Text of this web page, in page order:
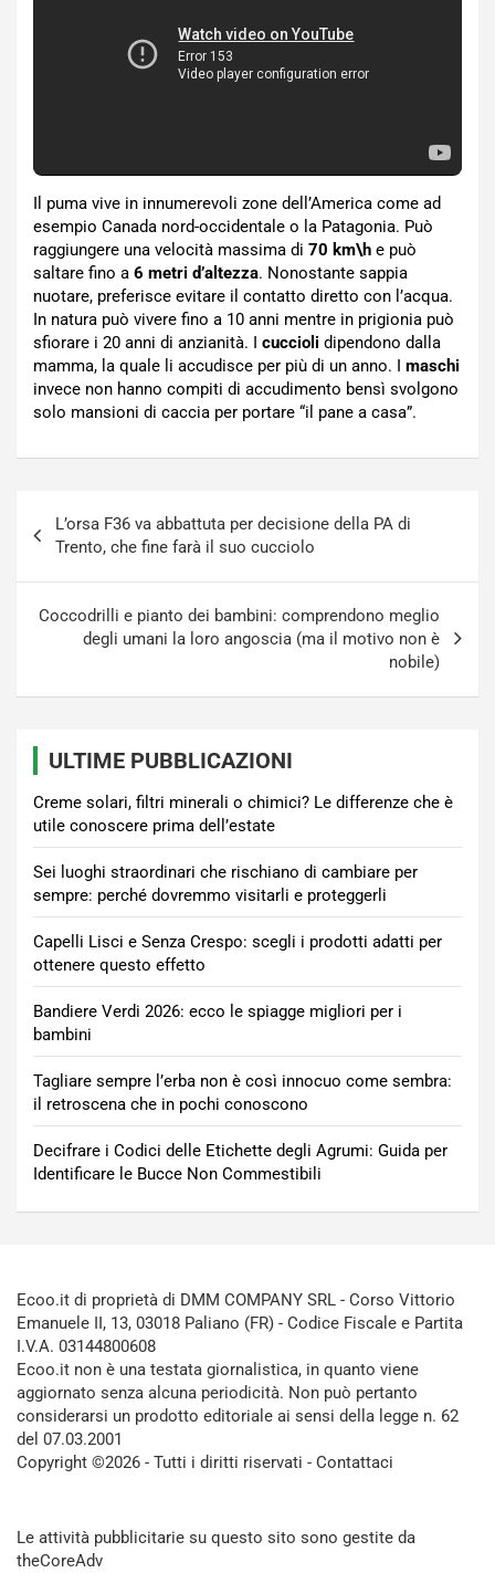
Il puma vive in innumerevoli zone dell’America come ad
esempio Canada nord-occidentale o la Patagonia. Può
raggiungere una velocità massima di 70 km\h e può
saltare fino a 6 metri d’altezza. Nonostante sappia
nuotare, preferisce evitare il contatto diretto con l’acqua.
In natura può vivere fino a 10 anni mentre in prigionia può
sfiorare i 20 anni di anzianità. I cuccioli dipendono dalla
mamma, la quale li accudisce per più di un anno. I maschi
invece non hanno compiti di accudimento bensì svolgono
solo mansioni di caccia per portare “il pane a casa”.
articoli
L’orsa F36 va abbattuta per decisione della PA di
Trento, che fine farà il suo cucciolo
Coccodrilli e pianto dei bambini: comprendono meglio
degli umani la loro angoscia (ma il motivo non è
nobile)
ULTIME PUBBLICAZIONI
Creme solari, filtri minerali o chimici? Le differenze che è
utile conoscere prima dell’estate
Sei luoghi straordinari che rischiano di cambiare per
sempre: perché dovremmo visitarli e proteggerli
Capelli Lisci e Senza Crespo: scegli i prodotti adatti per
ottenere questo effetto
Bandiere Verdi 2026: ecco le spiagge migliori per i
bambini
Tagliare sempre l’erba non è così innocuo come sembra:
il retroscena che in pochi conoscono
Decifrare i Codici delle Etichette degli Agrumi: Guida per
Identificare le Bucce Non Commestibili
Ecoo.it di proprietà di DMM COMPANY SRL - Corso Vittorio
Emanuele II, 13, 03018 Paliano (FR) - Codice Fiscale e Partita
I.V.A. 03144800608
Ecoo.it non è una testata giornalistica, in quanto viene
aggiornato senza alcuna periodicità. Non può pertanto
considerarsi un prodotto editoriale ai sensi della legge n. 62
del 07.03.2001
Copyright ©2026 - Tutti i diritti riservati - Contattaci
Le attività pubblicitarie su questo sito sono gestite da
theCoreAdv